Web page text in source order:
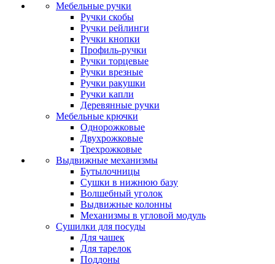
Мебельные ручки
Ручки скобы
Ручки рейлинги
Ручки кнопки
Профиль-ручки
Ручки торцевые
Ручки врезные
Ручки ракушки
Ручки капли
Деревянные ручки
Мебельные крючки
Однорожковые
Двухрожковые
Трехрожковые
Выдвижные механизмы
Бутылочницы
Сушки в нижнюю базу
Волшебный уголок
Выдвижные колонны
Механизмы в угловой модуль
Сушилки для посуды
Для чашек
Для тарелок
Поддоны